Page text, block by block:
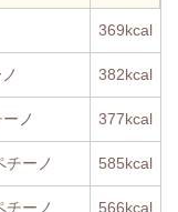
369kcal
382kcal
ノ 377kcal
チーノ 585kcal
チーノ 566kcal